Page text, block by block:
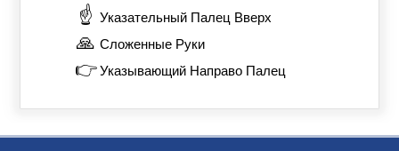
☝️ Указательный Палец Вверх
🙏 Сложенные Руки
👉 Указывающий Направо Палец